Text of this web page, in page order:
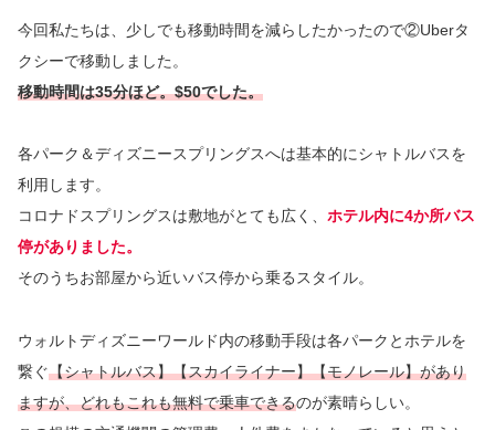
今回私たちは、少しでも移動時間を減らしたかったので②Uberタ
クシーで移動しました。
移動時間は35分ほど。$50でした。
各パーク＆ディズニースプリングスへは基本的にシャトルバスを
利用します。
コロナドスプリングスは敷地がとても広く、 ホテル内に4か所バス
停がありました。
そのうちお部屋から近いバス停から乗るスタイル。
ウォルトディズニーワールド内の移動手段は各パークとホテルを
繋ぐ【シャトルバス】【スカイライナー】【モノレール】があり
ますが、どれもこれも無料で乗車できるのが素晴らしい。